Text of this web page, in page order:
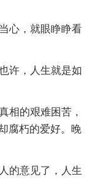
心，就眼睁睁看
许，人生就是如
相的艰难困苦，
腐朽的爱好。晚
的意见了，人生